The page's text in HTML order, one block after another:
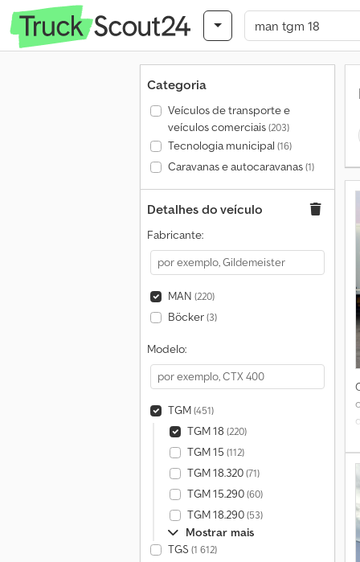
Categoria
Veículos de transporte e
veículos comerciais(203)
Tecnologia municipal (16)
Caravanas e autocaravanas(1)
Detalhes do veículo
Fabricante:
MAN (220)
Böcker(3)
Modelo:
TGM(451)
TGM 18 (220)
TGM 15 (112)
TGM 18.320(71)
TGM 15.290(60)
TGM 18.290(53)
Mostrar mais
TGS (1 612)